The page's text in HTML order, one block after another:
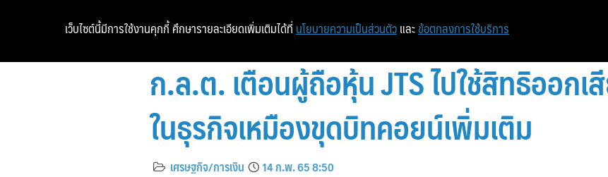
หน้าแรก ท่องเที่ยว
ก.ล.ต. เตือนผู้ถือหุ้น JTS ไปใช้สิทธิออก
ในธุรกิจเหมืองขุดบิทคอยน์เพิ่มเติม
เศรษฐกิจ/การเงิน 14 ก.พ. 65 8:50
เว็บไซต์นี้มีการใช้งานคุกกี้ ศึกษารายละเอียดเพิ่มเติมได้ที่ นโยบายความเป็นส่วนตัว และ ข้อตกลงการใช้บริการ